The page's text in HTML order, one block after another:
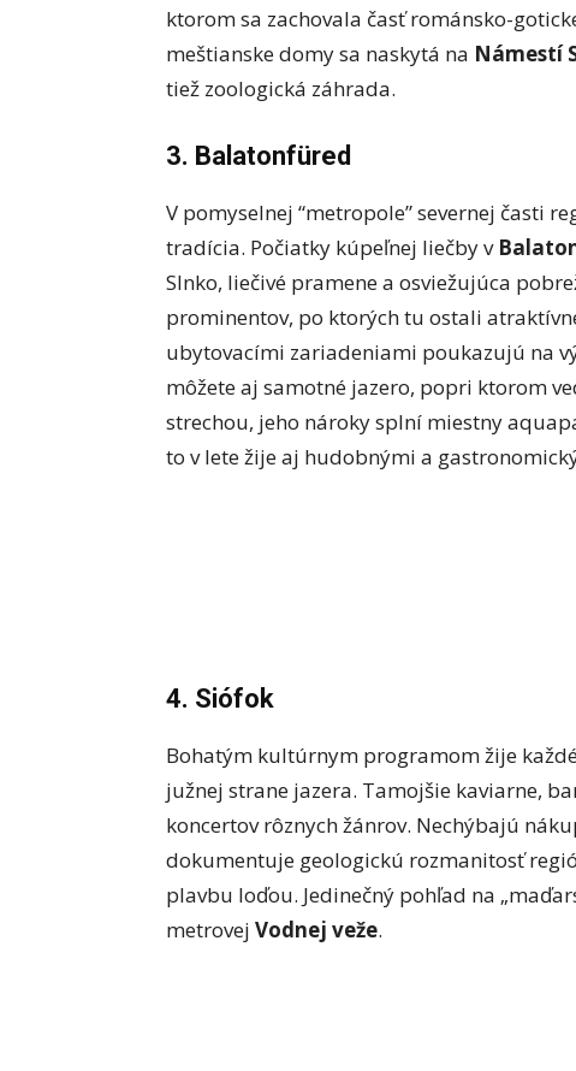
ktorom sa zachovala časť románsko-
meštianske domy sa naskytá na Námestí
tiež zoologická záhrada.
3. Balatonfüred
V pomyselnej “metropole” severnej časti
tradícia. Počiatky kúpeľnej liečby v
Slnko, liečivé pramene a osviežujúca
prominentov, po ktorých tu ostali
ubytovacími zariadeniami poukazujú na
môžete aj samotné jazero, popri ktorom
strechou, jeho nároky splní miestny
to v lete žije aj hudobnými a
4. Siófok
Bohatým kultúrnym programom žije
južnej strane jazera. Tamojšie kaviarne,
koncertov rôznych žánrov. Nechýbajú
dokumentuje geologickú rozmanitosť
plavbu loďou. Jedinečný pohľad na
metrovej Vodnej veže.